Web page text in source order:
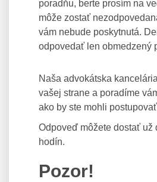
poradňu, berte prosím na
môže zostať
vám nebude poskytnutá.
odpovedať len obmedzený
Naša advokátska
vašej strane a poradíme
ako by ste mohli
Odpoveď môžete dostať už
hodín.
Pozor!